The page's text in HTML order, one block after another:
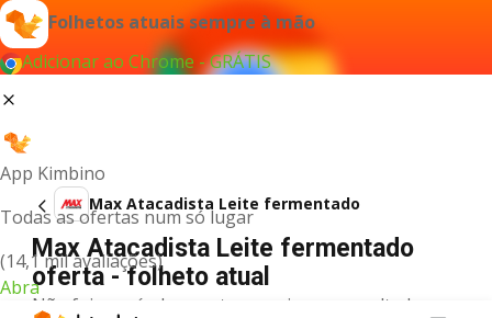
Folhetos atuais sempre à mão
Adicionar ao Chrome - GRÁTIS
App Kimbino
Todas as ofertas num só lugar
(14,1 mil avaliações)
Abra
Max Atacadista Leite fermentado
Max Atacadista Leite fermentado
oferta - folheto atual
Não foi possível encontrar quaisquer resultados